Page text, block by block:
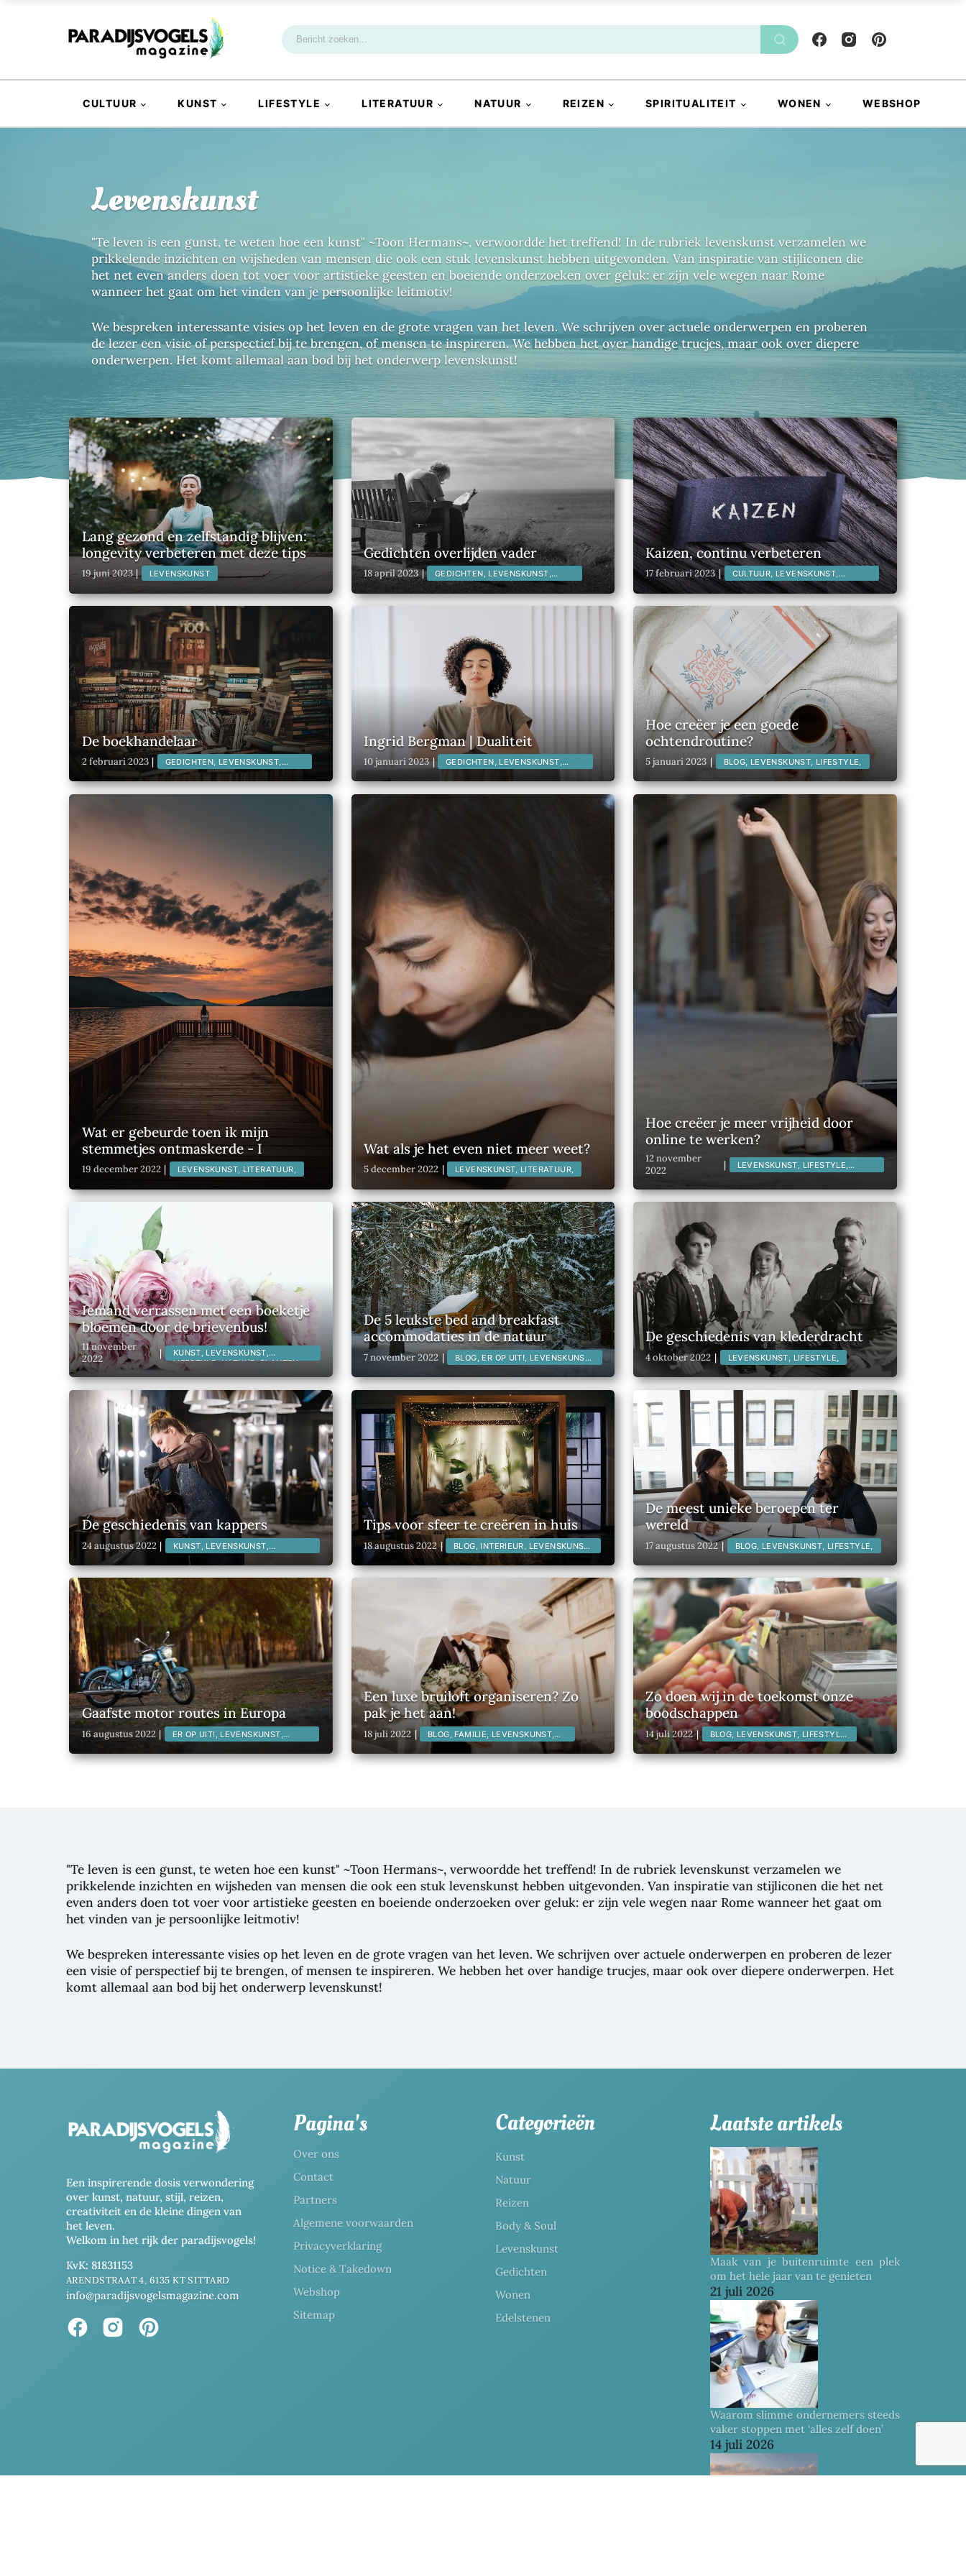
CULTUUR KUNST LIFESTYLE LITERATUUR NATUUR REIZEN SPIRITUALITEIT WONEN WEBSHOP
Levenskunst
"Te leven is een gunst, te weten hoe een kunst" ~Toon Hermans~, verwoordde het treffend! In de rubriek levenskunst verzamelen we
prikkelende inzichten en wijsheden van mensen die ook een stuk levenskunst hebben uitgevonden. Van inspiratie van stijliconen die
het net even anders doen tot voer voor artistieke geesten en boeiende onderzoeken over geluk: er zijn vele wegen naar Rome
wanneer het gaat om het vinden van je persoonlijke leitmotiv!
We bespreken interessante visies op het leven en de grote vragen van het leven. We schrijven over actuele onderwerpen en proberen
de lezer een visie of perspectief bij te brengen, of mensen te inspireren. We hebben het over handige trucjes, maar ook over diepere
onderwerpen. Het komt allemaal aan bod bij het onderwerp levenskunst!
Lang gezond en zelfstandig blijven:
longevity verbeteren met deze tips
19 juni 2023 | LEVENSKUNST
Gedichten overlijden vader
18 april 2023 |
GEDICHTEN, LEVENSKUNST,
LITERATUUR,
Kaizen, continu verbeteren
17 februari 2023 |
CULTUUR, LEVENSKUNST,
LIFESTYLE,
De boekhandelaar
2 februari 2023 |
GEDICHTEN, LEVENSKUNST,
LITERATUUR,
Ingrid Bergman | Dualiteit
10 januari 2023 |
GEDICHTEN, LEVENSKUNST,
LITERATUUR,
Hoe creëer je een goede
ochtendroutine?
5 januari 2023 | BLOG, LEVENSKUNST, LIFESTYLE,
Wat er gebeurde toen ik mijn
stemmetjes ontmaskerde - I
19 december 2022 | LEVENSKUNST, LITERATUUR,
Wat als je het even niet meer weet?
5 december 2022 | LEVENSKUNST, LITERATUUR,
Hoe creëer je meer vrijheid door
online te werken?
12 november
2022
|
LEVENSKUNST, LIFESTYLE,
MAATSCHAPPELIJK,
Iemand verrassen met een boeketje
bloemen door de brievenbus!
11 november
2022
|
KUNST, LEVENSKUNST,
LIFESTYLE, NATUUR, PLANTEN,
De 5 leukste bed and breakfast
accommodaties in de natuur
7 november 2022 |
BLOG, ER OP UIT!, LEVENSKUNST,
LIFESTYLE, NATUUR, NATUUR IN
NEDERLAND, REIZEN, TINY
HOUSE LIVING, WANDELEN,
De geschiedenis van klederdracht
4 oktober 2022 | LEVENSKUNST, LIFESTYLE,
De geschiedenis van kappers
24 augustus 2022 |
KUNST, LEVENSKUNST,
LIFESTYLE,
Tips voor sfeer te creëren in huis
18 augustus 2022 |
BLOG, INTERIEUR, LEVENSKUNST,
LIFESTYLE, WONEN,
De meest unieke beroepen ter
wereld
17 augustus 2022 | BLOG, LEVENSKUNST, LIFESTYLE,
Gaafste motor routes in Europa
16 augustus 2022 |
ER OP UIT!, LEVENSKUNST,
LIFESTYLE, REIZEN,
Een luxe bruiloft organiseren? Zo
pak je het aan!
18 juli 2022 |
BLOG, FAMILIE, LEVENSKUNST,
LIFESTYLE,
Zo doen wij in de toekomst onze
boodschappen
14 juli 2022 |
BLOG, LEVENSKUNST, LIFESTYLE,
MAATSCHAPPELIJK,
"Te leven is een gunst, te weten hoe een kunst" ~Toon Hermans~, verwoordde het treffend! In de rubriek levenskunst verzamelen we
prikkelende inzichten en wijsheden van mensen die ook een stuk levenskunst hebben uitgevonden. Van inspiratie van stijliconen die het net
even anders doen tot voer voor artistieke geesten en boeiende onderzoeken over geluk: er zijn vele wegen naar Rome wanneer het gaat om
het vinden van je persoonlijke leitmotiv!
We bespreken interessante visies op het leven en de grote vragen van het leven. We schrijven over actuele onderwerpen en proberen de lezer
een visie of perspectief bij te brengen, of mensen te inspireren. We hebben het over handige trucjes, maar ook over diepere onderwerpen. Het
komt allemaal aan bod bij het onderwerp levenskunst!
Een inspirerende dosis verwondering
over kunst, natuur, stijl, reizen,
creativiteit en de kleine dingen van
het leven.
Welkom in het rijk der paradijsvogels!
KvK: 81831153
ARENDSTRAAT 4, 6135 KT SITTARD
info@paradijsvogelsmagazine.com
Pagina's
Over ons
Contact
Partners
Algemene voorwaarden
Privacyverklaring
Notice & Takedown
Webshop
Sitemap
Categorieën
Kunst
Natuur
Reizen
Body & Soul
Levenskunst
Gedichten
Wonen
Edelstenen
Laatste artikels
Maak van je buitenruimte een plek
om het hele jaar van te genieten
21 juli 2026
Waarom slimme ondernemers steeds
vaker stoppen met ‘alles zelf doen’
14 juli 2026